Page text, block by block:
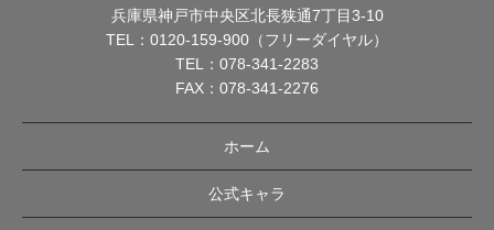
兵庫県神戸市中央区北長狭通7丁目3-10
TEL： 0120-159-900（フリーダイヤル）
TEL： 078-341-2283
FAX：078-341-2276
ホーム
公式キャラ